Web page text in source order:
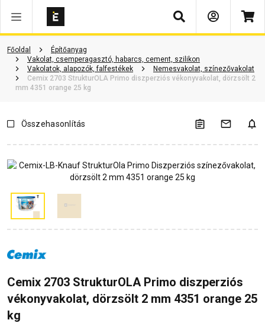
Keresés
Főoldal
Építőanyag
Vakolat, csemperagasztó, habarcs, cement, szilikon
Vakolatok, alapozók, falfestékek
Nemesvakolat, színezővakolat
Cemix 2703 StrukturOLA Primo diszperziós vékonyvakolat, dörzsölt 2
mm 4351 orange 25 kg
Vásárlói vélemények Kérdések és válaszok Kapcsolódó cikkek
Összehasonlítás
Cemix 2703 StrukturOLA Primo diszperziós
vékonyvakolat, dörzsölt 2 mm 4351 orange 25
kg